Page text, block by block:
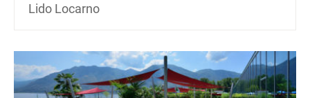
Lido Locarno